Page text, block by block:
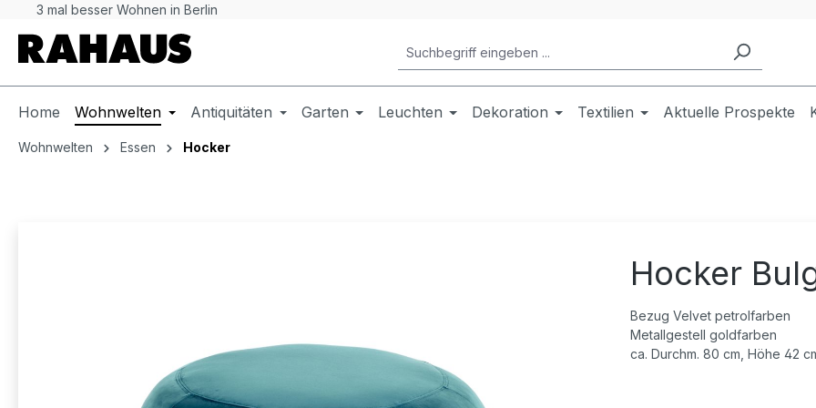
Hauptinhalt springen
Zur Suche springen
Zur Hauptnavigation springen
3 mal besser Wohnen in Berlin
Home Wohnwelten Antiquitäten Garten Leuchten Dekoration Textilien Aktuelle Prospekte
Wohnwelten Essen Hocker
Hocker
Bezug Velvet petrolfarben
Metallgestell goldfarben
ca. Durchm. 80 cm, Höhe 42